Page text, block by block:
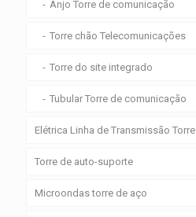
Anjo Torre de comunicação
Torre chão Telecomunicações
Torre do site integrado
Tubular Torre de comunicação
Elétrica Linha de Transmissão Torre
Torre de auto-suporte
Microondas torre de aço